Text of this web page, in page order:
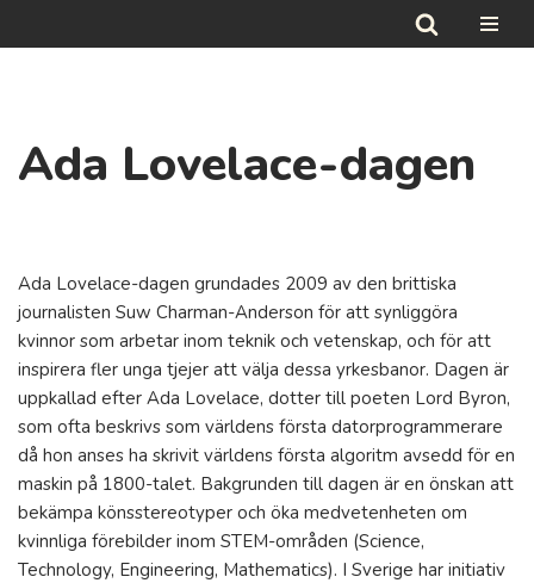
Ada Lovelace-dagen
Ada Lovelace-dagen grundades 2009 av den brittiska
journalisten Suw Charman-Anderson för att synliggöra
kvinnor som arbetar inom teknik och vetenskap, och för att
inspirera fler unga tjejer att välja dessa yrkesbanor. Dagen är
uppkallad efter Ada Lovelace, dotter till poeten Lord Byron,
som ofta beskrivs som världens första datorprogrammerare
då hon anses ha skrivit världens första algoritm avsedd för en
maskin på 1800-talet. Bakgrunden till dagen är en önskan att
bekämpa könsstereotyper och öka medvetenheten om
kvinnliga förebilder inom STEM-områden (Science,
Technology, Engineering, Mathematics). I Sverige har initiativ